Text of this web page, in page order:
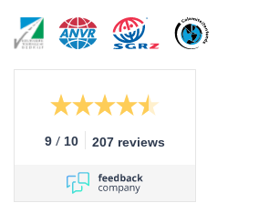
9 / 10 207 reviews